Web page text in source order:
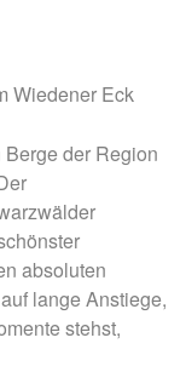
Wiedener Eck
der Region
absoluten
lange Anstiege,
stehst,